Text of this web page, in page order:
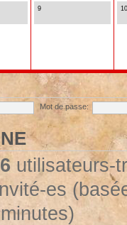
9 10
Mot de passe:
utilisateurs-
es